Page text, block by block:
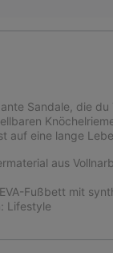
Sandale, die
auf eine lange
aus
EVA-Fußbett mit
Lifestyle